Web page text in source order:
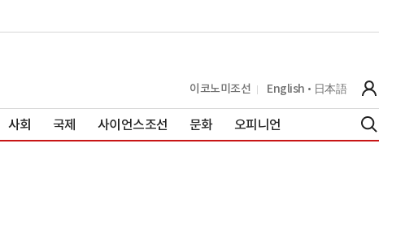
이코노미조선 English 日本語
사회 국제 사이언스조선 문화 오피니언